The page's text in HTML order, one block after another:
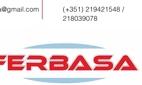
(+351) 219421548 /
218039078